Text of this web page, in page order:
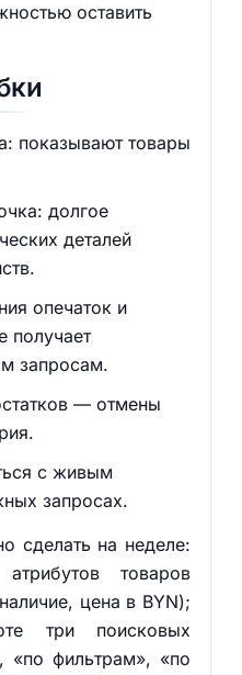
оставить
показывают товары
долгое
деталей
опечаток и
получает
запросам.
— отмены
с живым
запросах.
сделать на неделе:
товаров
цена в BYN);
три поисковых
«по фильтрам», «по